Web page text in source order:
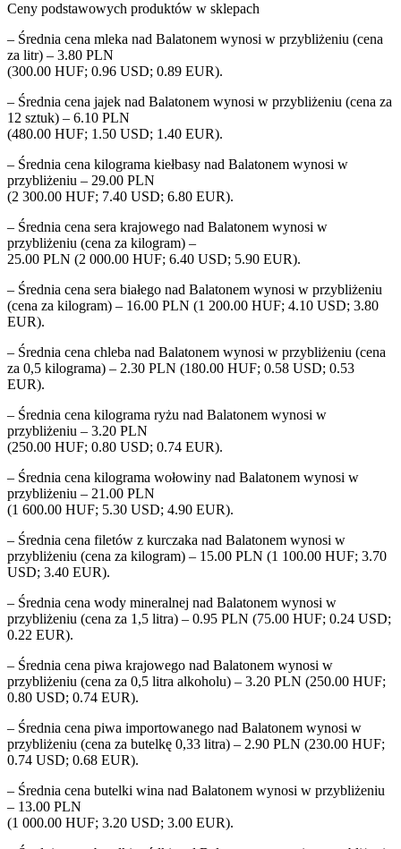
Ceny podstawowych produktów w sklepach
– Średnia cena mleka nad Balatonem wynosi w przybliżeniu (cena
za litr) – 3.80 PLN
(300.00 HUF; 0.96 USD; 0.89 EUR).
– Średnia cena jajek nad Balatonem wynosi w przybliżeniu (cena za
12 sztuk) – 6.10 PLN
(480.00 HUF; 1.50 USD; 1.40 EUR).
– Średnia cena kilograma kiełbasy nad Balatonem wynosi w
przybliżeniu – 29.00 PLN
(2 300.00 HUF; 7.40 USD; 6.80 EUR).
– Średnia cena sera krajowego nad Balatonem wynosi w
przybliżeniu (cena za kilogram) –
25.00 PLN (2 000.00 HUF; 6.40 USD; 5.90 EUR).
– Średnia cena sera białego nad Balatonem wynosi w przybliżeniu
(cena za kilogram) – 16.00 PLN (1 200.00 HUF; 4.10 USD; 3.80
EUR).
– Średnia cena chleba nad Balatonem wynosi w przybliżeniu (cena
za 0,5 kilograma) – 2.30 PLN (180.00 HUF; 0.58 USD; 0.53
EUR).
– Średnia cena kilograma ryżu nad Balatonem wynosi w
przybliżeniu – 3.20 PLN
(250.00 HUF; 0.80 USD; 0.74 EUR).
– Średnia cena kilograma wołowiny nad Balatonem wynosi w
przybliżeniu – 21.00 PLN
(1 600.00 HUF; 5.30 USD; 4.90 EUR).
– Średnia cena filetów z kurczaka nad Balatonem wynosi w
przybliżeniu (cena za kilogram) – 15.00 PLN (1 100.00 HUF; 3.70
USD; 3.40 EUR).
– Średnia cena wody mineralnej nad Balatonem wynosi w
przybliżeniu (cena za 1,5 litra) – 0.95 PLN (75.00 HUF; 0.24 USD;
0.22 EUR).
– Średnia cena piwa krajowego nad Balatonem wynosi w
przybliżeniu (cena za 0,5 litra alkoholu) – 3.20 PLN (250.00 HUF;
0.80 USD; 0.74 EUR).
– Średnia cena piwa importowanego nad Balatonem wynosi w
przybliżeniu (cena za butelkę 0,33 litra) – 2.90 PLN (230.00 HUF;
0.74 USD; 0.68 EUR).
– Średnia cena butelki wina nad Balatonem wynosi w przybliżeniu
– 13.00 PLN
(1 000.00 HUF; 3.20 USD; 3.00 EUR).